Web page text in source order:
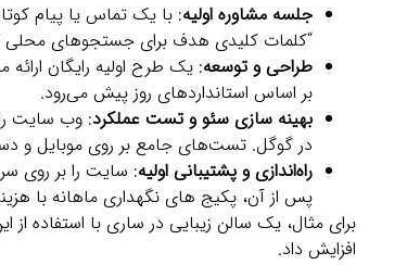
جلسه مشاوره اولیه
“کلمات کلیدی هدف برای جستجوهای محلی
طراحی و توسعه
بر اساس استانداردهای روز پیش می‌رود.
بهینه‌ سازی سئو و تست عملکرد: وب‌ سایت
در گوگل. تست‌های جامع بر روی موبایل و
راه‌اندازی و پشتیبانی اولیه: سایت را بر روی
پس از آن، پکیج‌ های نگهداری ماهانه با
افزایش داد.